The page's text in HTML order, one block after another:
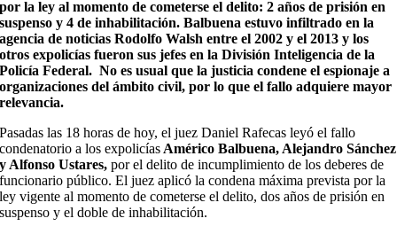
por la ley al momento de cometerse el delito: 2 años de prisión en
suspenso y 4 de inhabilitación. Balbuena estuvo infiltrado en la
agencia de noticias Rodolfo Walsh entre el 2002 y el 2013 y los
otros expolicías fueron sus jefes en la División Inteligencia de la
Policía Federal. No es usual que la justicia condene el espionaje a
organizaciones del ámbito civil, por lo que el fallo adquiere mayor
relevancia.
Pasadas las 18 horas de hoy, el juez Daniel Rafecas leyó el fallo
condenatorio a los expolicías Américo Balbuena, Alejandro Sánchez
y Alfonso Ustares, por el delito de incumplimiento de los deberes de
funcionario público. El juez aplicó la condena máxima prevista por la
ley vigente al momento de cometerse el delito, dos años de prisión en
suspenso y el doble de inhabilitación.